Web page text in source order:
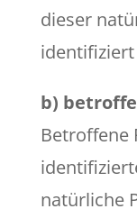
dieser
b)
Betroffene
natürliche